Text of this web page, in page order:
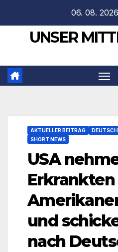
springen
06. 08. 2026
UNSER
AKTUELLER BEITRAG
SHORT NEWS
USA
Erkrankten
und
nach